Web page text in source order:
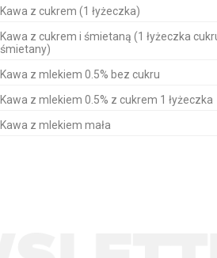
Kawa z cukrem (1 łyżeczka)
Kawa z cukrem i śmietaną (1 łyżeczka
śmietany)
Kawa z mlekiem 0.5% bez cukru
Kawa z mlekiem 0.5% z cukrem 1 łyżeczka
Kawa z mlekiem mała